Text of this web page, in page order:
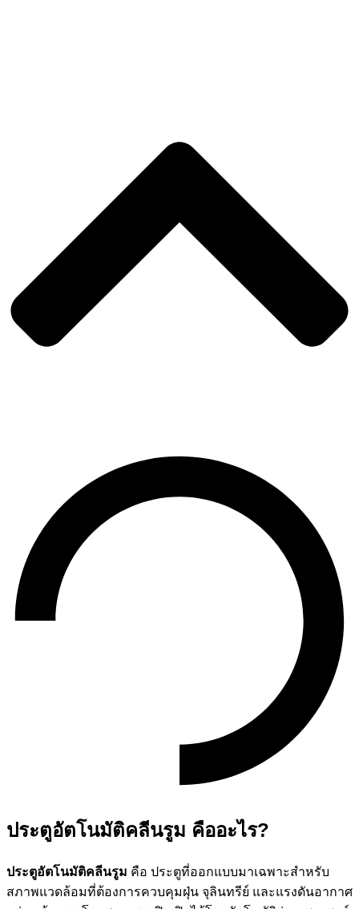
ประตูอัตโนมัติคลีนรูม คืออะไร?
ประตูอัตโนมัติคลีนรูม คือ ประตูที่ออกแบบมาเฉพาะสำหรับ
สภาพแวดล้อมที่ต้องการควบคุมฝุ่น จุลินทรีย์ และแรงดันอากาศ